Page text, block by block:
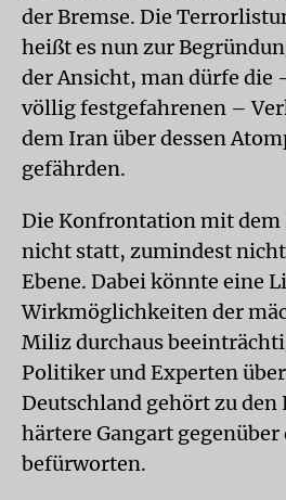
der Bremse. Die
heißt es nun zur
der Ansicht, man dürfe
völlig festgefahrenen –
dem Iran über dessen
gefährden.
Die Konfrontation mit dem
nicht statt, zumindest
Ebene. Dabei könnte eine
Wirkmöglichkeiten der
Miliz durchaus
Politiker und Experten
Deutschland gehört zu den
härtere Gangart gegenüber
befürworten.